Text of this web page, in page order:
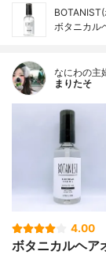
ボタニカル
なにわの主
まりたそ
4.00
ボタニカルヘア